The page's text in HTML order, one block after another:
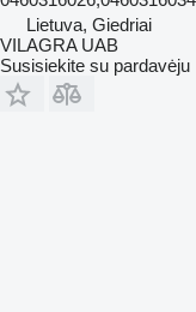
Lietuva, Giedriai
VILAGRA UAB
Susisiekite su pardavėju